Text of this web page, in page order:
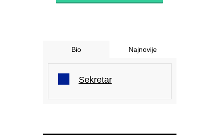
Bio Najnovije
Sekretar